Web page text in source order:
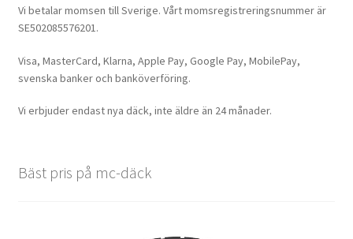
Vi betalar momsen till Sverige. Vårt momsregistreringsnummer är
SE502085576201.
Visa, MasterCard, Klarna, Apple Pay, Google Pay, MobilePay,
svenska banker och banköverföring.
Vi erbjuder endast nya däck, inte äldre än 24 månader.
Bäst pris på mc-däck